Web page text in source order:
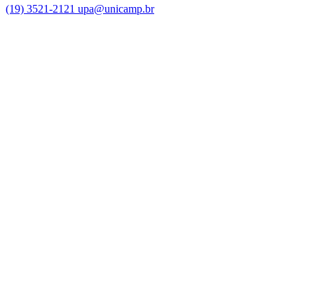
(19) 3521-2121 upa@unicamp.br